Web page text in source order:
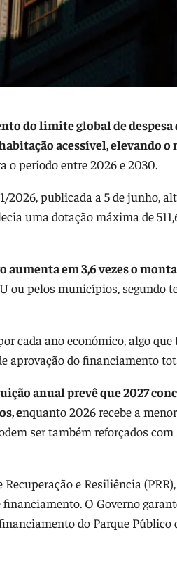
do limite global de
acessível, elevando
o período entre 2026 e 2030.
2026, publicada a 5 de junho,
uma dotação máxima de
aumenta em 3,6 vezes o
ou pelos municípios, segundo
cada ano económico, algo
aprovação do financiamento
anual prevê que 2027
enquanto 2026 recebe a
ser também reforçados
e Resiliência
O Governo
do Parque